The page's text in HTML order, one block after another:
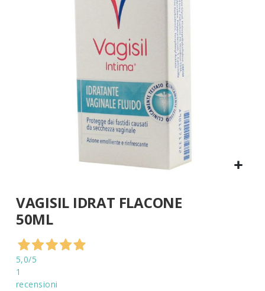
all'inizio
della
galleria
immagini
VAGISIL IDRAT FLACONE
50ML
5,0/5
1
recensioni